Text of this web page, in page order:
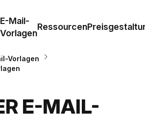
E-Mail-
Vorlagen
Ressourcen
Vorlagen
E-MAIL-